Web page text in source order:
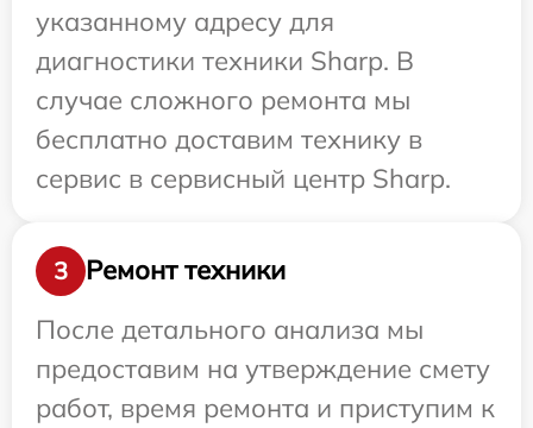
указанному адресу для
диагностики техники Sharp. В
случае сложного ремонта мы
бесплатно доставим технику в
сервис в сервисный центр Sharp.
3
Ремонт техники
После детального анализа мы
предоставим на утверждение смету
работ, время ремонта и приступим к